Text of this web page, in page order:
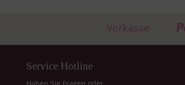
Vorkasse
Service Hotline